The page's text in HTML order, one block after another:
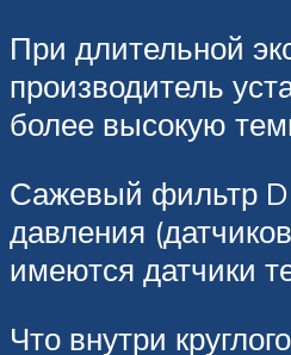
При длительной
производитель
более высокую
Сажевый фильтр
давления
имеются датчики
Что внутри